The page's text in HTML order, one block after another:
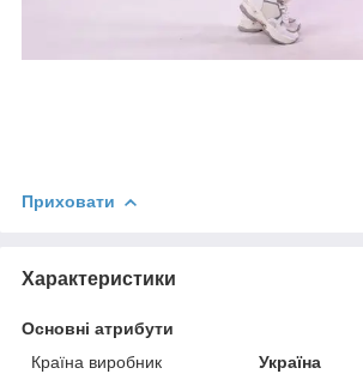
Приховати
Характеристики
Основні атрибути
Країна виробник
Україна